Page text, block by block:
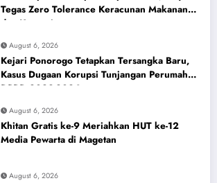
Tegas Zero Tolerance Keracunan Makanan
dan Korupsi
August 6, 2026
Kejari Ponorogo Tetapkan Tersangka Baru,
Kasus Dugaan Korupsi Tunjangan Perumahan
DPRD 2023-2026
August 6, 2026
Khitan Gratis ke-9 Meriahkan HUT ke-12
Media Pewarta di Magetan
August 6, 2026